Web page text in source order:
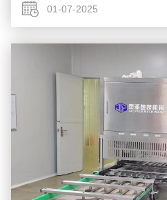
vassoi di ...01-07-2025